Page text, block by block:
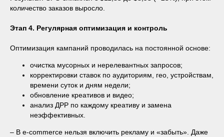
количество заказов выросло.
Этап 4. Регулярная оптимизация и контроль
Оптимизация кампаний проводилась на постоянной основе:
очистка мусорных и нерелевантных запросов;
корректировки ставок по аудиториям, гео, устройствам,
времени суток и дням недели;
обновление креативов и видео;
анализ ДРР по каждому креативу и замена
неэффективных.
– В e-commerce нельзя включить рекламу и «забыть». Даже